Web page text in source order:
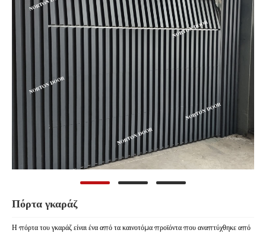
Πόρτα γκαράζ
Η πόρτα του γκαράζ είναι ένα από τα καινοτόμα προϊόντα που αναπτύχθηκε από